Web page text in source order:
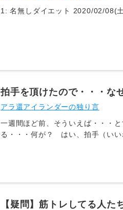
拍手を頂けたので・・・な
アラ還アイランダーの独り言
一週間ほど前、そういえば・・・
る・・・何が？ はい、拍手（いい
ず。改めて日付も確認してみると
り、今日の投稿を思い立った。と
い環境故、近況報告として行って
【疑問】筋トレしてる人た